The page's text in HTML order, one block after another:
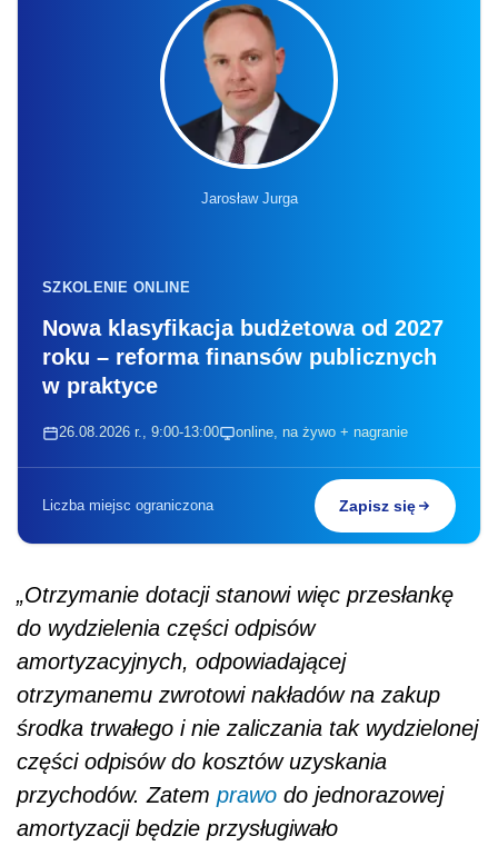
Jarosław Jurga
SZKOLENIE ONLINE
Nowa klasyfikacja budżetowa od 2027
roku – reforma finansów publicznych
w praktyce
26.08.2026 r., 9:00-13:00 online, na żywo + nagranie
Liczba miejsc ograniczona Zapisz się
„Otrzymanie dotacji stanowi więc przesłankę
do wydzielenia części odpisów
amortyzacyjnych, odpowiadającej
otrzymanemu zwrotowi nakładów na zakup
środka trwałego i nie zaliczania tak wydzielonej
części odpisów do kosztów uzyskania
przychodów. Zatem prawo do jednorazowej
amortyzacji będzie przysługiwało